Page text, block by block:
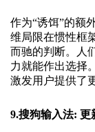
作为“诱饵”的额
维局限在惯性框
而驰的判断。人
力就能作出选择
激发用户提供了
9.搜狗输入法: 更